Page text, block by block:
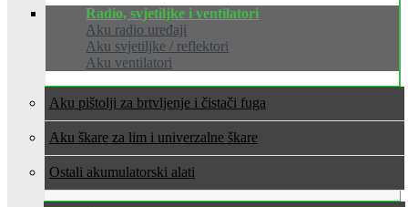
Radio, svjetiljke i ventilatori
Aku radio uređaji
Aku svjetiljke / reflektori
Aku ventilatori
Aku pištolji za brtvljenje i čistači fuga
Aku škare za lim i univerzalne škare
Ostali akumulatorski alati